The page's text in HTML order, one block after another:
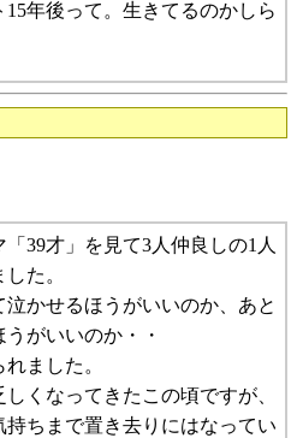
年後って。生きてるのかしら
39才」を見て3人仲良しの1人
た。
かせるほうがいいのか、あと
がいいのか・・
ました。
くなってきたこの頃ですが、
ちまで置き去りにはなってい